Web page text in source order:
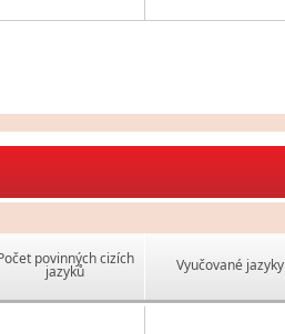
povinných cizích
jazyků Vyučované jazyky